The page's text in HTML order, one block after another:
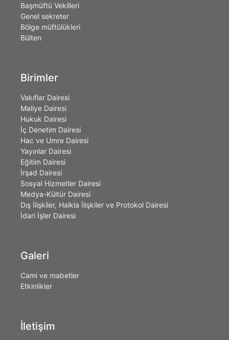
Başmüftü Vekilleri
Genel sekreter
Bölge müftülükleri
Bülten
Birimler
Vakıflar Dairesi
Maliye Dairesi
Hukuk Dairesi
İç Denetim Dairesi
Hac ve Umre Dairesi
Yayınlar Dairesi
Eğitim Dairesi
İrşad Dairesi
Sosyal Hizmetler Dairesi
Medya-Kültür Dairesi
Dış İlişkiler, Halkla İlişkiler ve Protokol Dairesi
İdari İşler Dairesi
Galeri
Cami ve mabetler
Etkinlikler
İletişim